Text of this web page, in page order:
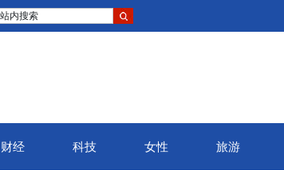
站内搜索
财经 科技 女性 旅游